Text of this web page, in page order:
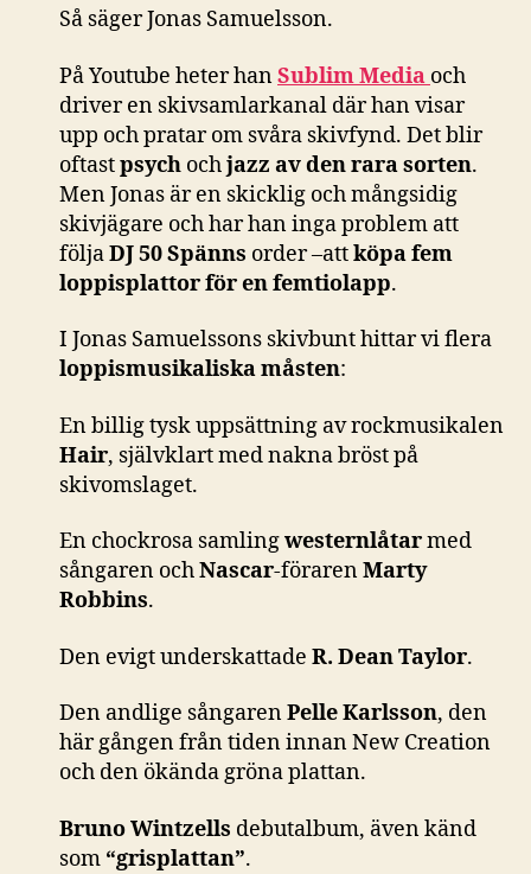
Så säger Jonas Samuelsson.
På Youtube heter hanSublim Media och
driver en skivsamlarkanal där han visar
upp och pratar om svåra skivfynd. Det blir
oftastpsych ochjazz av den rara sorten.
Men Jonas är en skicklig och mångsidig
skivjägare och har han inga problem att
följaDJ 50 Spänns order –attköpa fem
loppisplattor för en femtiolapp.
I Jonas Samuelssons skivbunt hittar vi flera
loppismusikaliska måsten:
En billig tysk uppsättning av rockmusikalen
Hair, självklart med nakna bröst på
skivomslaget.
En chockrosa samlingwesternlåtarmed
sångaren ochNascar-förarenMarty
Robbins.
Den evigt underskattade R. Dean Taylor.
Den andlige sångarenPelle Karlsson, den
här gången från tiden innan New Creation
och den ökända gröna plattan.
Bruno Wintzells debutalbum, även känd
som “grisplattan”.